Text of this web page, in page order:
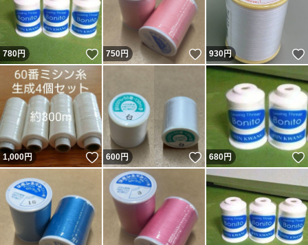
780円 いいね！
750円 いいね！
930円
1,000円 いいね！
600円 いいね！
680円